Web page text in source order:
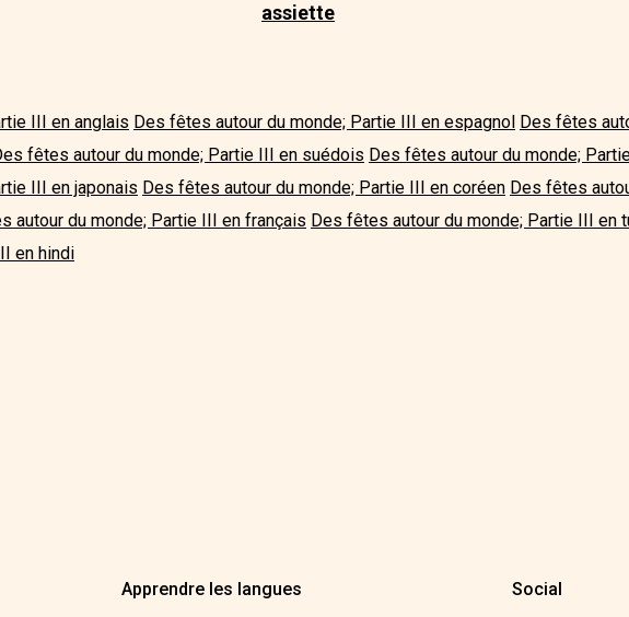
assiette
III en anglais Des fêtes autour du monde; Partie III en espagnol Des fêtes
fêtes autour du monde; Partie III en suédois Des fêtes autour du monde;
III en japonais Des fêtes autour du monde; Partie III en coréen Des fêtes
autour du monde; Partie III en français Des fêtes autour du monde; Partie III en
en hindi
Apprendre les langues Social